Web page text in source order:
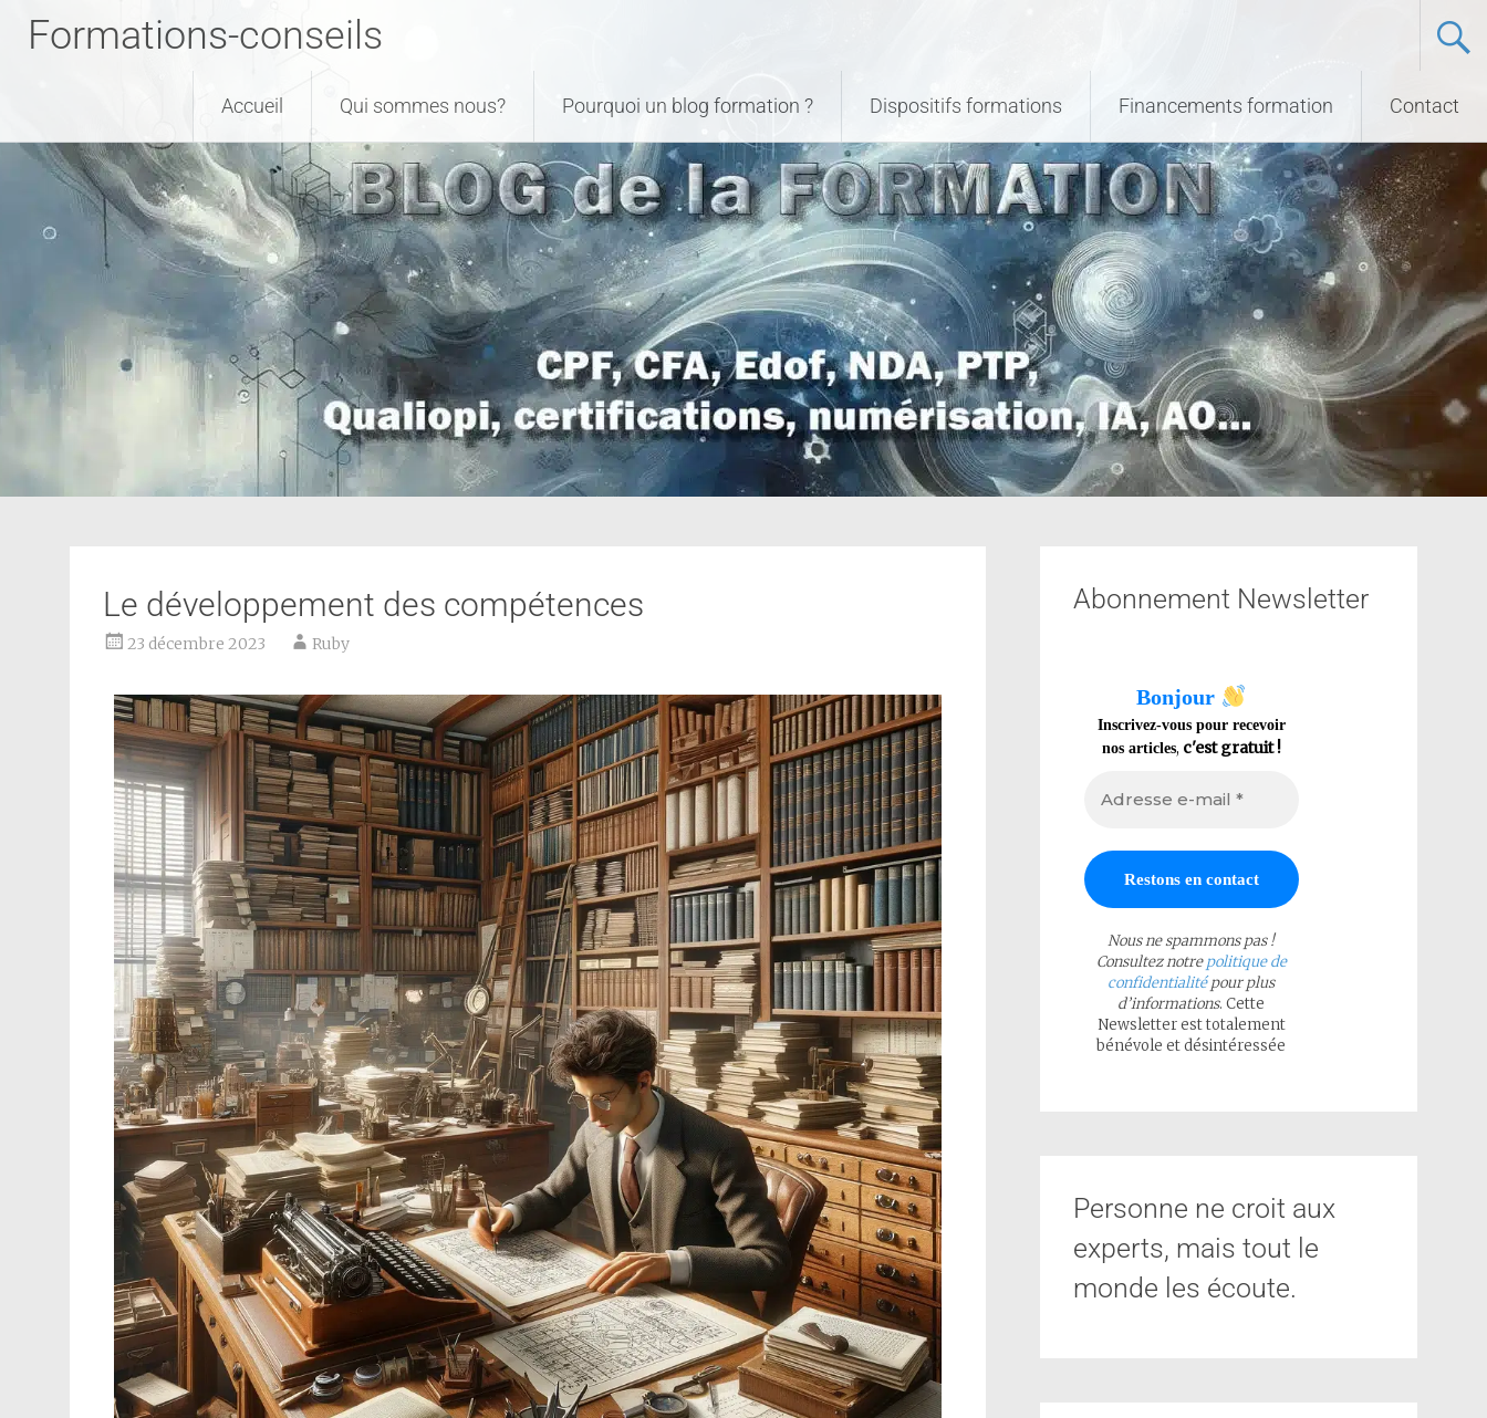
Formations-conseils
Accueil Qui sommes nous? Pourquoi un blog formation ? Dispositifs formations Financements formation Contact
Le développement des compétences
23 décembre 2023 Ruby
Abonnement Newsletter
Bonjour
Inscrivez-vous pour recevoir
nos articles, c'est gratuit !
Nous ne spammons pas !
Consultez notrepolitique de
confidentialitépour plus
d’informations. Cette
Newsletter est totalement
bénévole et désintéressée
Personne ne croit aux
experts, mais tout le
monde les écoute.